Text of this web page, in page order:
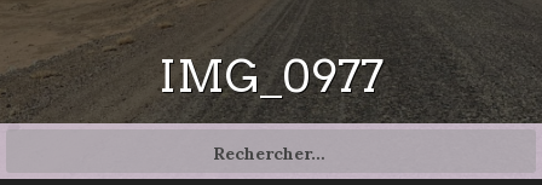
IMG_0977